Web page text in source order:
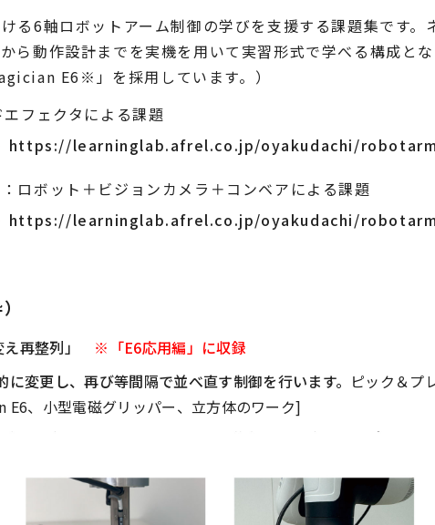
る6軸ロボットアーム制御の学びを支援する課題集です
ら動作設計までを実機を用いて実習形式で学べる構成と
E6※」を採用しています。）
フェクタによる課題
https://learninglab.afrel.co.jp/oyakudachi/
ロボット＋ビジョンカメラ＋コンベアによる課題
https://learninglab.afrel.co.jp/oyakudachi/
え再整列」 ※「E6応用編」に収録
変更し、再び等間隔で並べ直す制御を行います。 ピック＆プ
E6、小型電磁グリッパー、立方体のワーク]